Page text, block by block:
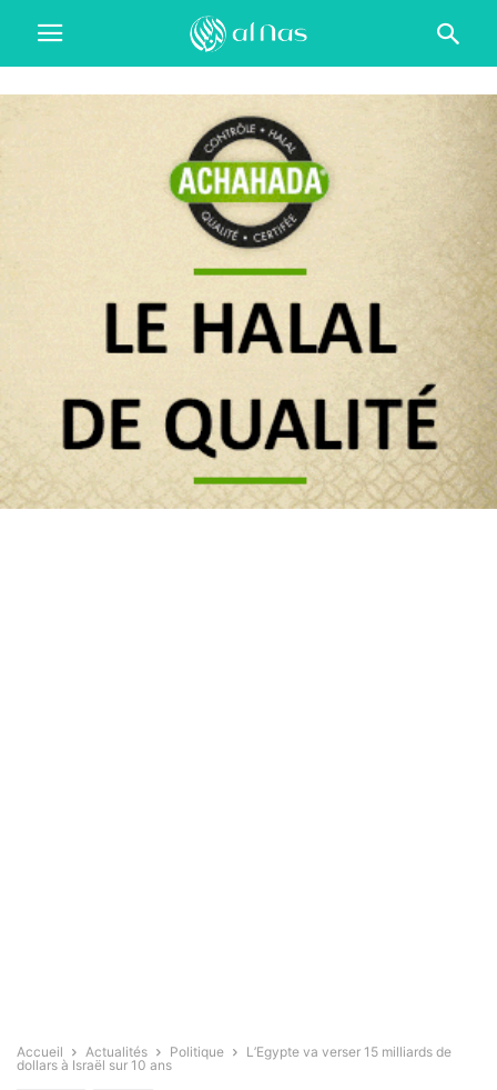
Accueil Actualités Politique
L’Egypte va verser 15 milliards de
dollars à Israël sur 10 ans